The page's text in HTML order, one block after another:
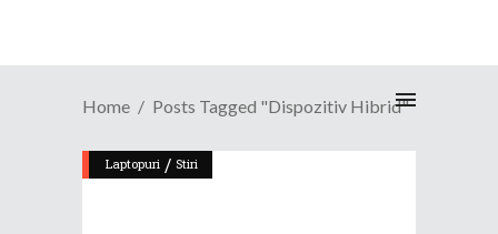
Home Posts Tagged "dispozitiv Hibrid"
Laptopuri / Stiri